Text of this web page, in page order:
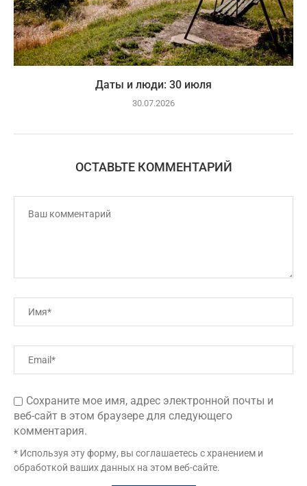
Даты и люди: 30 июля
30.07.2026
ОСТАВЬТЕ КОММЕНТАРИЙ
Сохраните мое имя, адрес электронной почты и
веб-сайт в этом браузере для следующего
комментария.
* Используя эту форму, вы соглашаетесь с хранением и
обработкой ваших данных на этом веб-сайте.